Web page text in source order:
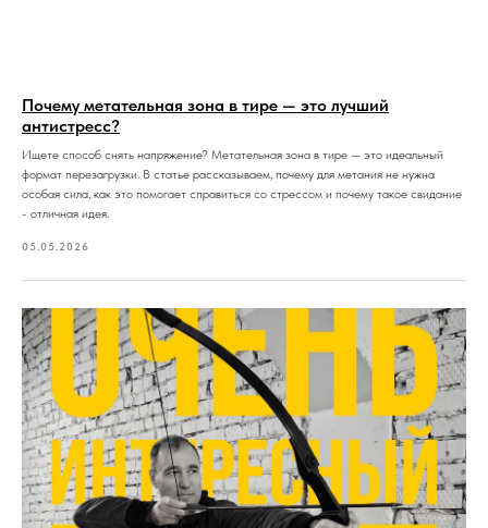
Почему метательная зона в тире — это лучший
антистресс?
Ищете способ снять напряжение? Метательная зона в тире — это идеальный
формат перезагрузки. В статье рассказываем, почему для метания не нужна
особая сила, как это помогает справиться со стрессом и почему такое свидание
- отличная идея.
05.05.2026